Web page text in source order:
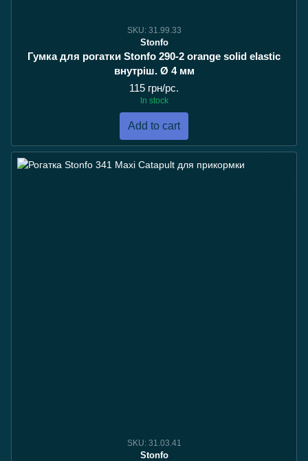
SKU: 31.99.33
Stonfo
Гумка для рогатки Stonfo 290-2 orange solid elastic
внутріш. Ø 4 мм
115 грн/pc.
In stock
Add to cart
SKU: 31.03.41
Stonfo